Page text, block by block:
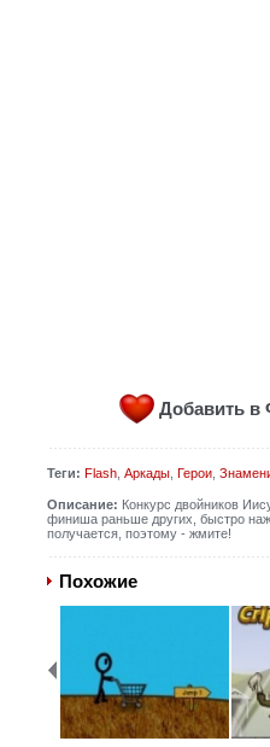
Добавить в
Теги: Flash, Аркады, Герои,
Описание: Конкурс двойников
финиша раньше других, быстро
получается, поэтому - жмите!
Похожие